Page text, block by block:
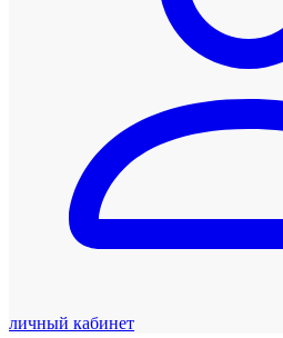
личный кабинет